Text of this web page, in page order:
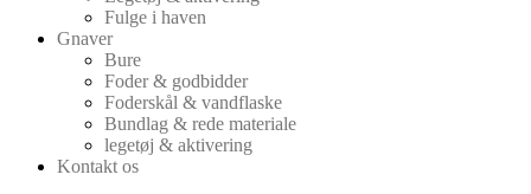
Fulge i haven
Gnaver
Bure
Foder & godbidder
Foderskål & vandflaske
Bundlag & rede materiale
legetøj & aktivering
Kontakt os